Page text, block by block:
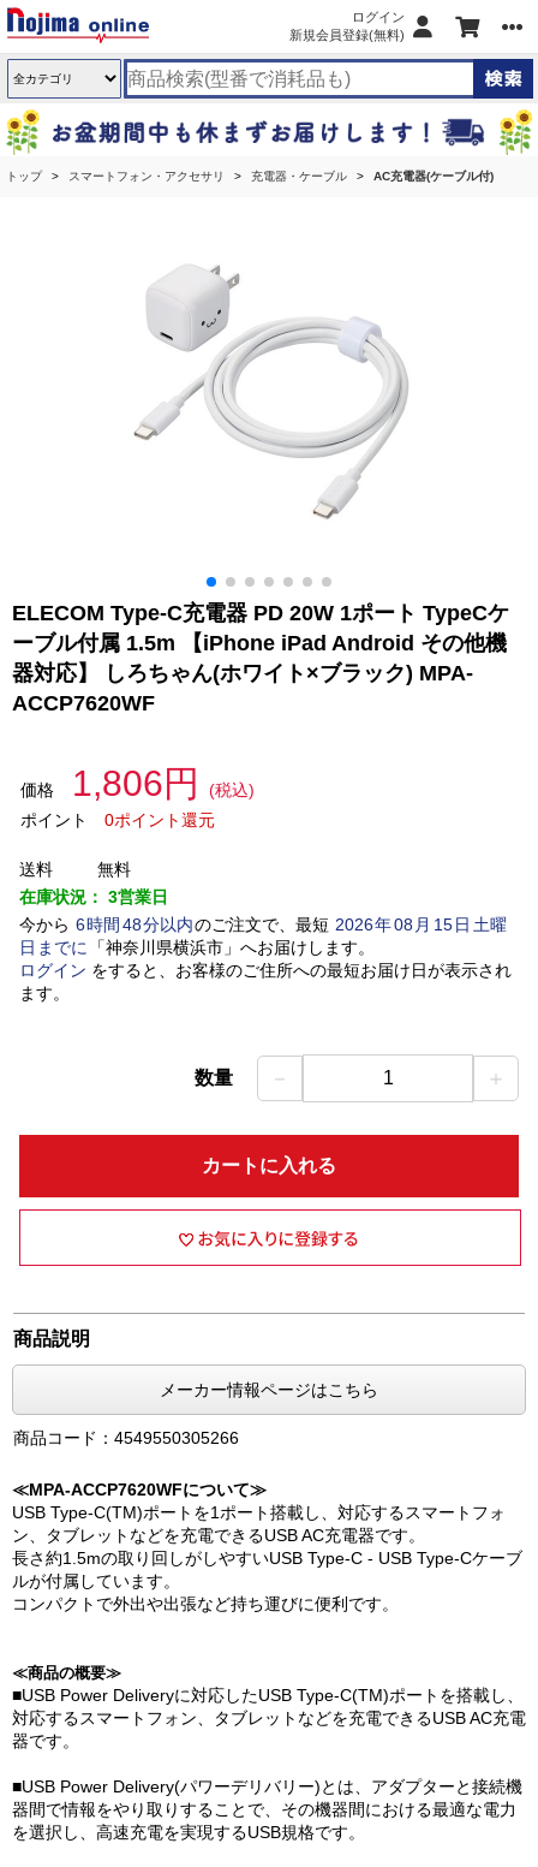
ログイン
新規会員登録(無料)
トップ スマートフォン・アクセサリ 充電器・ケーブル AC充電器(ケーブル付)
ELECOM Type-C充電器 PD 20W 1ポート TypeCケ
ーブル付属 1.5m 【iPhone iPad Android その他機
器対応】 しろちゃん(ホワイト×ブラック) MPA-
ACCP7620WF
価格 1,806円
(税込)
ポイント
0ポイント還元
送料
無料
在庫状況： 3営業日
今から 6時間 48分以内のご注文で、最短 2026年08 月 15日土曜
日 までに 「神奈川県横浜市」 へお届けします。
ログイン をすると、お客様のご住所への最短お届け日が表示され
ます。
数量 － 1 ＋
カートに入れる
商品説明
メーカー情報ページはこちら
商品コード：4549550305266
≪MPA-ACCP7620WFについて≫
USB Type-C(TM)ポートを1ポート搭載し、対応するスマートフォ
ン、タブレットなどを充電できるUSB AC充電器です。
長さ約1.5mの取り回しがしやすいUSB Type-C - USB Type-Cケーブ
ルが付属しています。
コンパクトで外出や出張など持ち運びに便利です。
≪商品の概要≫
■USB Power Deliveryに対応したUSB Type-C(TM)ポートを搭載し、
対応するスマートフォン、タブレットなどを充電できるUSB AC充電
器です。
■USB Power Delivery(パワーデリバリー)とは、アダプターと接続機
器間で情報をやり取りすることで、その機器間における最適な電力
を選択し、高速充電を実現するUSB規格です。